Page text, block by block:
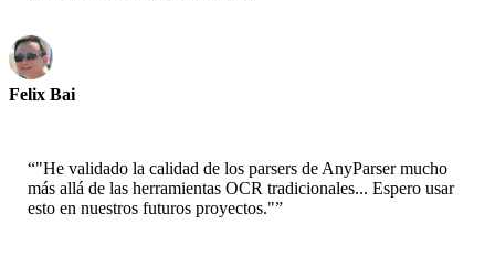
Felix Bai
“"He validado la calidad de los parsers de AnyParser mucho
más allá de las herramientas OCR tradicionales... Espero usar
esto en nuestros futuros proyectos."”